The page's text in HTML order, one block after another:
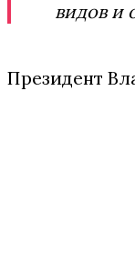
видов и
Президент